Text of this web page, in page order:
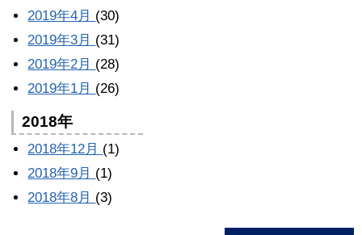
2019年4月 (30)
2019年3月 (31)
2019年2月 (28)
2019年1月 (26)
2018年
2018年12月 (1)
2018年9月 (1)
2018年8月 (3)